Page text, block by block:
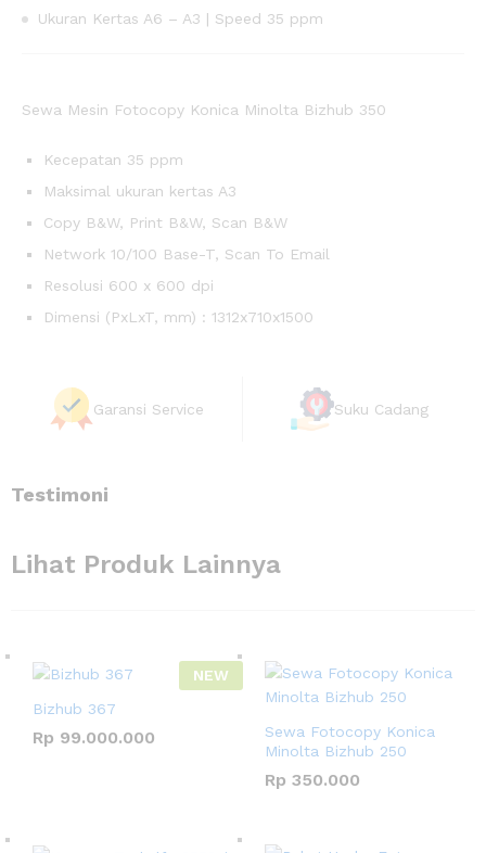
Ukuran Kertas A6 – A3 | Speed 35 ppm
Sewa Mesin Fotocopy Konica Minolta Bizhub 350
Kecepatan 35 ppm
Maksimal ukuran kertas A3
Copy B&W, Print B&W, Scan B&W
Network 10/100 Base-T, Scan To Email
Resolusi 600 x 600 dpi
Dimensi (PxLxT, mm) : 1312x710x1500
Garansi Service Suku Cadang
Testimoni
Lihat Produk Lainnya
NEW
Bizhub 367
Rp 99.000.000
Sewa Fotocopy Konica
Minolta Bizhub 250
Rp 350.000